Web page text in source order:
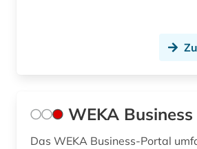
WEKA
Das WEKA Business-Portal